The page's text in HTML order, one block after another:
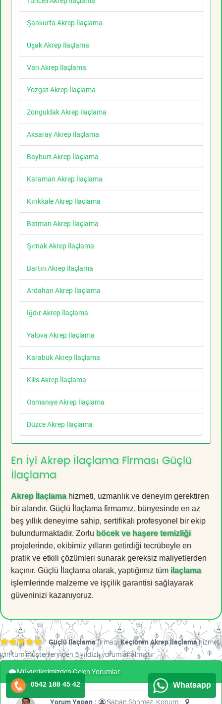
Şanlıurfa Akrep İlaçlama
Uşak Akrep İlaçlama
Van Akrep İlaçlama
Yozgat Akrep İlaçlama
Zonguldak Akrep İlaçlama
Aksaray Akrep İlaçlama
Bayburt Akrep İlaçlama
Karaman Akrep İlaçlama
Kırıkkale Akrep İlaçlama
Batman Akrep İlaçlama
Şırnak Akrep İlaçlama
Bartın Akrep İlaçlama
Ardahan Akrep İlaçlama
Iğdır Akrep İlaçlama
Yalova Akrep İlaçlama
Karabük Akrep İlaçlama
Kilis Akrep İlaçlama
Osmaniye Akrep İlaçlama
Düzce Akrep İlaçlama
En İyi Akrep İlaçlama Firması Güçlü
İlaçlama
Akrep İlaçlamahizmeti, uzmanlık ve deneyim gerektiren
bir alandır. Güçlü İlaçlama firmamız, bünyesinde en az
beş yıllık deneyime sahip, sertifikalı profesyonel bir ekip
bulundurmaktadır. Zorlu böcek ve haşere temizliği
projelerinde, ekibimiz yılların getirdiği tecrübeyle en
pratik ve etkili çözümleri sunarak gereksiz maliyetlerden
kaçınır. Güçlü İlaçlama olarak, yaptığımız tüm ilaçlama
işlemlerinde malzeme ve işçilik garantisi sağlayarak
güveninizi kazanıyoruz.
Güçlü İlaçlamafirmasıKeçiören Akrep İlaçlamahizmeti
için tüm müşterilerinden 5 yıldızlı yorumlar almıştır.
Müşterilerimizden Gelen Yorumlar
Yorum Yapan : Şaban Sönmez, Konum :
0542 188 45 42 Whatsapp